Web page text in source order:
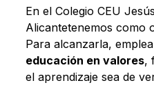
En el Colegio CEU
Alicantetenemos como
Para alcanzarla,
educación en valores,
el aprendizaje sea de